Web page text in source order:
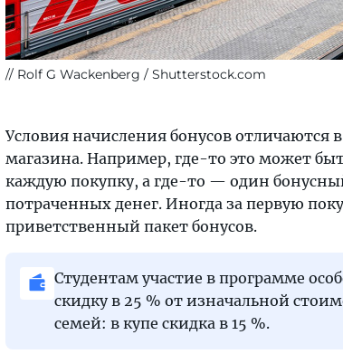
Rolf G Wackenberg / Shutterstock.com
Условия начисления бонусов отличаются
магазина. Например, где-то это может
каждую покупку, а где-то — один
потраченных денег. Иногда за первую
приветственный пакет бонусов.
Студентам участие в программе
скидку в 25 % от изначальной
семей: в купе скидка в 15 %.